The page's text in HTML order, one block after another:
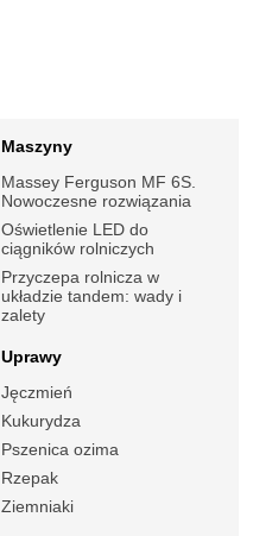
Maszyny
Massey Ferguson MF 6S.
Nowoczesne rozwiązania
Oświetlenie LED do
ciągników rolniczych
Przyczepa rolnicza w
układzie tandem: wady i
zalety
Uprawy
Jęczmień
Kukurydza
Pszenica ozima
Rzepak
Ziemniaki